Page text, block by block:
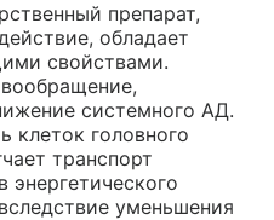
препарат,
обладает
свойствами.
системного АД.
клеток головного
транспорт
энергетического
уменьшения